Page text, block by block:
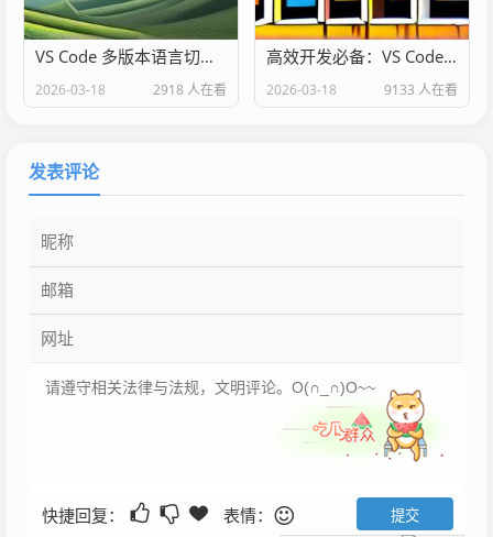
VS Code 多版本语言切换：高效开发的实用指南
2026-03-18 2918 人在看
高效开发必备：VS Code 包管理插件使用指南
2026-03-18 9133 人在看
发表评论
快捷回复： 表情：